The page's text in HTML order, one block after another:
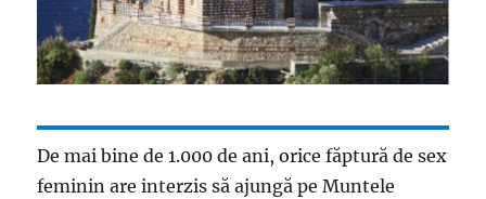
De mai bine de 1.000 de ani, orice făptură de sex
feminin are interzis să ajungă pe Muntele